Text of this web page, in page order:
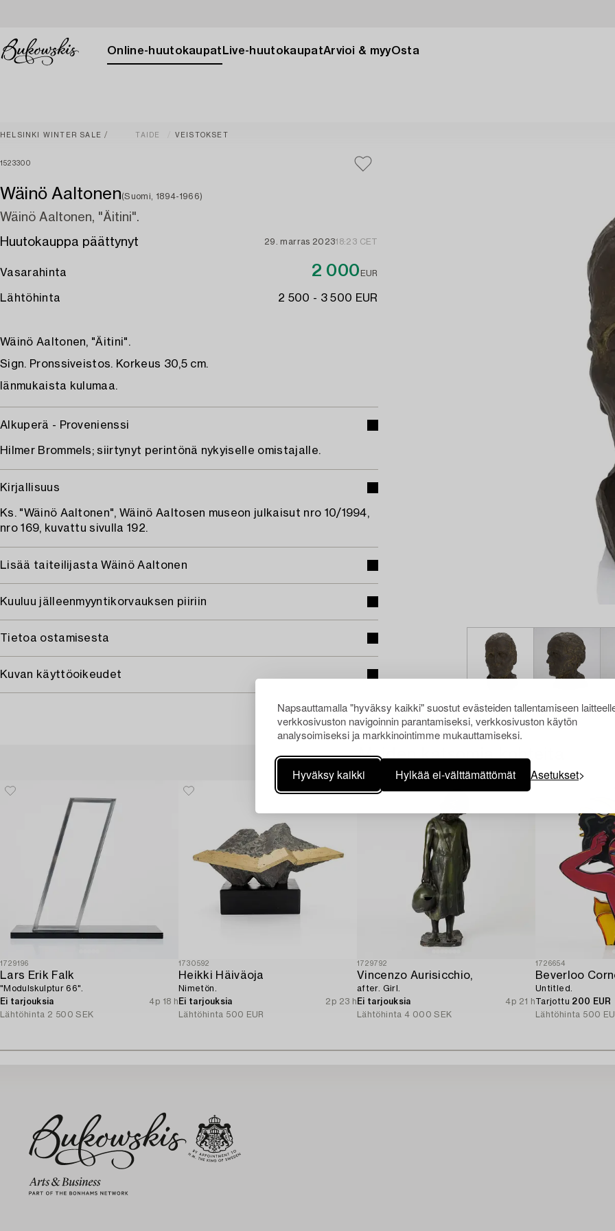
Napsauttamalla "hyväksy kaikki" suostut evästeiden tallentamiseen
verkkosivuston navigoinnin parantamiseksi, verkkosivuston käytön
analysoimiseksi ja markkinointimme mukauttamiseksi.
Hyväksy kaikki Hylkää ei-välttämättömät Asetukset
Online-huutokaupat Live-huutokaupatArvioi & myyOsta
HELSINKI WINTER SALE TAIDE VEISTOKSET
1523300
Wäinö Aaltonen(Suomi, 1894-1966)
Wäinö Aaltonen, "Äitini".
Huutokauppa päättynyt
29. marras 202318:23 CET
Vasarahinta 2 000 EUR
Lähtöhinta 2 500 - 3 500 EUR
Wäinö Aaltonen, "Äitini".
Sign. Pronssiveistos. Korkeus 30,5 cm.
Iänmukaista kulumaa.
Alkuperä - Provenienssi
Hilmer Brommels; siirtynyt perintönä nykyiselle omistajalle.
Kirjallisuus
Ks. "Wäinö Aaltonen", Wäinö Aaltosen museon julkaisut nro 10/1994,
nro 169, kuvattu sivulla 192.
Lisää taiteilijasta Wäinö Aaltonen
Kuuluu jälleenmyyntikorvauksen piiriin
Tietoa ostamisesta
Kuvan käyttöoikeudet
Muiden katsomia kohteita
1729196
Lars Erik Falk
"Modulskulptur 66".
Ei tarjouksia
4p 18 h
Lähtöhinta 2 500 SEK
1730592
Heikki Häiväoja
Nimetön.
Ei tarjouksia
2p 23 h
Lähtöhinta 500 EUR
1729792
Vincenzo Aurisicchio,
after. Girl.
Ei tarjouksia
4p 21 h
Lähtöhinta 4 000 SEK
1726654
Beverloo
Untitled.
Tarjottu 200 EUR
Lähtöhinta 500